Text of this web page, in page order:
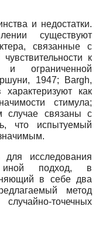
и недостатки.
существуют
связанные с
к
и ограниченной
1947; Bargh,
как
стимула;
случае связаны с
что испытуемый
исследования
иной под­ход, в
в себе два
метод
точечных